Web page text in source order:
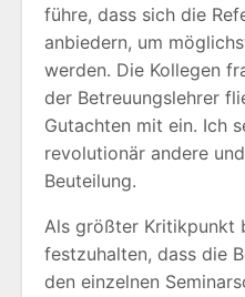
führe, dass sich die
anbiedern, um
werden. Die Kollegen
der Betreuungslehrer
Gutachten mit ein. Ich
revolutionär andere
Beuteilung.
Als größter Kritikpunkt
festzuhalten, dass die
den einzelnen